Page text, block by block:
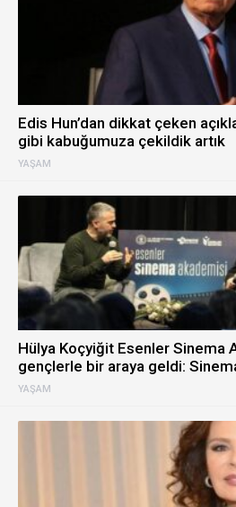
YAŞAM
Edis Hun’dan dikkat çeken
gibi kabuğumuza çekildik artık
YAŞAM
Hülya Koçyiğit Esenler Sinema
gençlerle bir araya geldi: